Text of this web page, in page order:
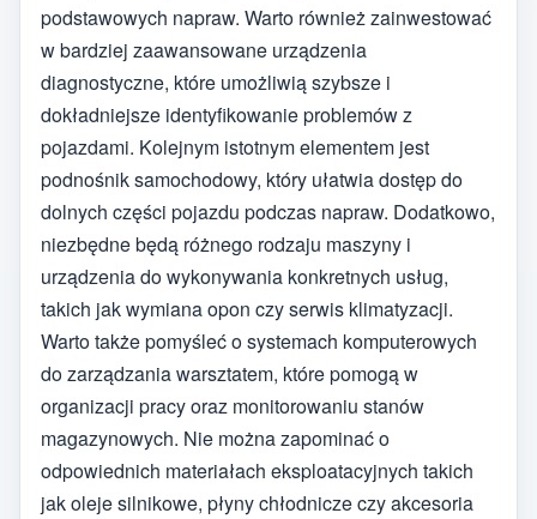
podstawowych napraw. Warto również zainwestować
w bardziej zaawansowane urządzenia
diagnostyczne, które umożliwią szybsze i
dokładniejsze identyfikowanie problemów z
pojazdami. Kolejnym istotnym elementem jest
podnośnik samochodowy, który ułatwia dostęp do
dolnych części pojazdu podczas napraw. Dodatkowo,
niezbędne będą różnego rodzaju maszyny i
urządzenia do wykonywania konkretnych usług,
takich jak wymiana opon czy serwis klimatyzacji.
Warto także pomyśleć o systemach komputerowych
do zarządzania warsztatem, które pomogą w
organizacji pracy oraz monitorowaniu stanów
magazynowych. Nie można zapominać o
odpowiednich materiałach eksploatacyjnych takich
jak oleje silnikowe, płyny chłodnicze czy akcesoria